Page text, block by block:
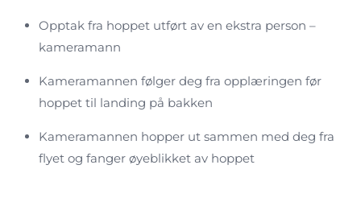
Opptak fra hoppet utført av en ekstra person –
kameramann
Kameramannen følger deg fra opplæringen før
hoppet til landing på bakken
Kameramannen hopper ut sammen med deg fra
flyet og fanger øyeblikket av hoppet